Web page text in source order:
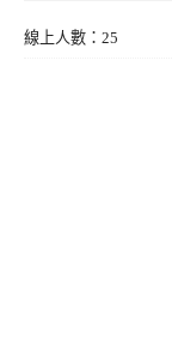
線上人數：25